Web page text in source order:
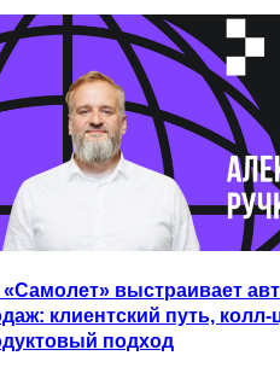
«Самолет» выстраивает
клиентский путь, колл-
подход